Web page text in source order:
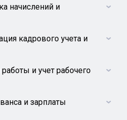
начислений и
кадрового учета и
и учет рабочего
и зарплаты